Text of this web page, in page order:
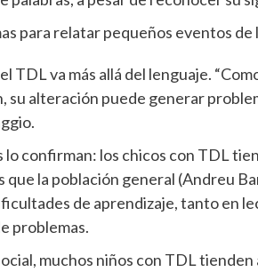
para relatar pequeños eventos de
TDL va más allá del lenguaje.
su alteración puede generar
lo confirman: los chicos con TDL
que la población general (Andreu
de aprendizaje, tanto en
problemas.
muchos niños con TDL